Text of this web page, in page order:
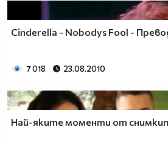
Cinderella - Nobodys Fool -
7 018 23.08.2010
Най-яките моменти от